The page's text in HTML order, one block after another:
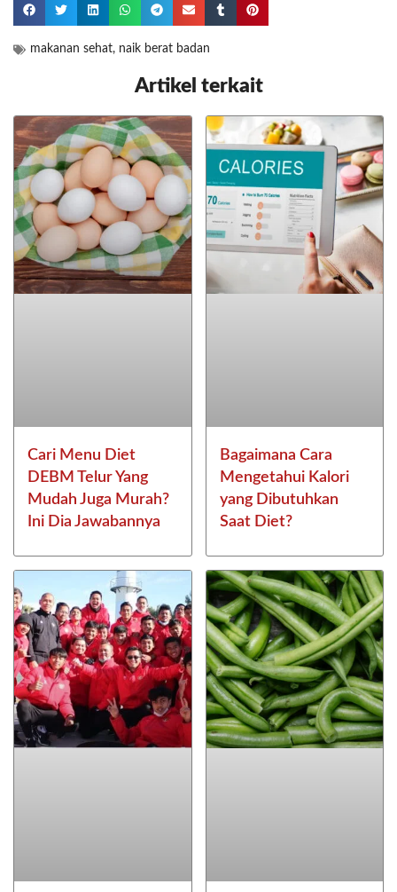
makanan sehat, naik berat badan
Artikel terkait
Cari Menu Diet
DEBM Telur Yang
Mudah Juga Murah?
Ini Dia Jawabannya
Bagaimana Cara
Mengetahui Kalori
yang Dibutuhkan
Saat Diet?